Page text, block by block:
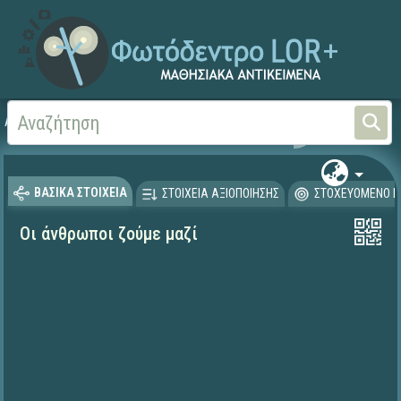
Αρχική Γεωγραφία-Γεωλογία
ΒΑΣΙΚΑ ΣΤΟΙΧΕΙΑ ΣΤΟΙΧΕΙΑ ΑΞΙΟΠΟΙΗΣΗΣ ΣΤΟΧΕΥΟΜΕΝΟ
Οι άνθρωποι ζούμε μαζί